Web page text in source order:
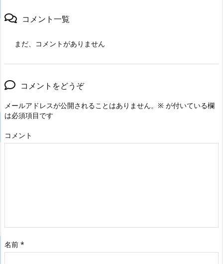
コメント一覧
まだ、コメントがありません
コメントをどうぞ
メールアドレスが公開されることはありません。 ※ が付いている欄
は必須項目です
コメント
名前 *